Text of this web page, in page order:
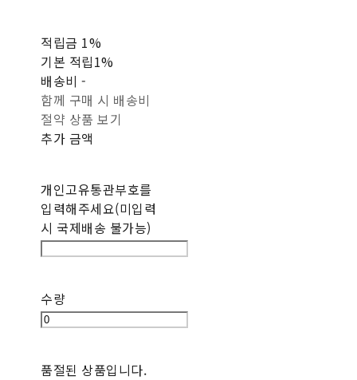
적립금 1%
기본 적립1%
배송비-
함께 구매 시 배송비
절약 상품 보기
추가 금액
개인고유통관부호를
입력해주세요(미입력
시 국제배송 불가능)
수량
품절된 상품입니다.